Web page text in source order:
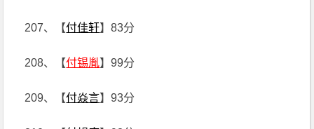
207、【付佳轩】83分
208、【付锡胤】99分
209、【付焱言】93分